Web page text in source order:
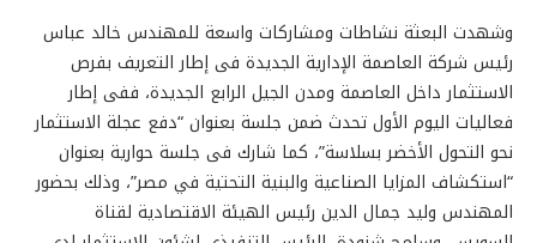
وشهدت البعثة نشاطات ومشاركات واسعة للمهندس خالد عباس
رئيس شركة العاصمة الإدارية الجديدة فى إطار التعريف بفرص
الاستثمار داخل العاصمة ومدن الجيل الرابع الجديدة، ففى إطار
فعاليات اليوم الأول تحدث ضمن جلسة بعنوان “دفع عجلة الاستثمار
نحو التحول الأخضر بسلاسة”، كما شارك فى جلسة حوارية بعنوان
“استكشاف المزايا الصناعية والبنية التحتية في مصر”، وذلك بحضور
المهندس وليد جمال الدين رئيس الهيئة الاقتصادية لقناة